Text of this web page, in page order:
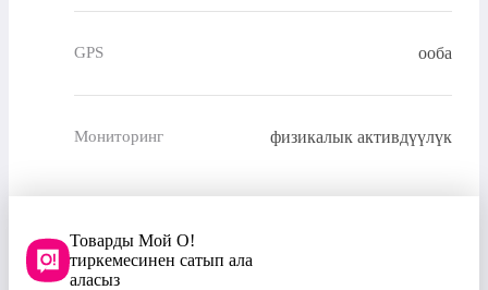
GPS ооба
Мониторинг физикалык активдүүлүк
Товарды Мой О!
тиркемесинен сатып ала
аласыз